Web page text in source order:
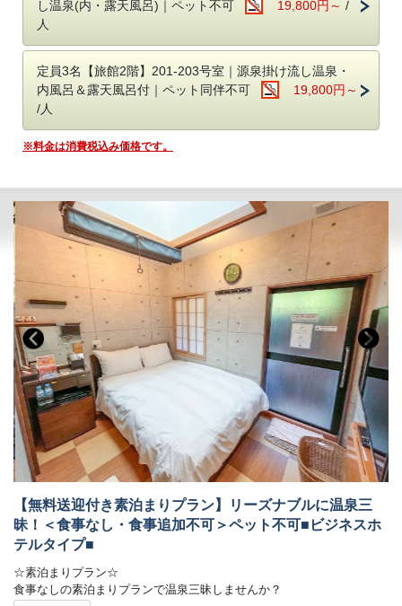
※焚き火を利用しての調理はご遠慮ください
鹿児島空港及び国分駅まで無料送迎（要予約）
予約時の備考欄に希望の送迎時間をご記入ください。
チェックイン前：15時、16時、17時、18時、19時
チェックアウト後：8時、9時、10時、11時
※当日予約の送迎は、お受けできない場合がございます。
・グランピング
小学生は大人1名の30％分の
宿泊料(食事代込）を頂戴いたします。
幼児は無料。
・温泉旅館グランピング
​お子様含め定員は2名となります。
小学生は大人1名の30％分の
宿泊料(食事代込）を頂戴いたします。
幼児は無料。
ベビーベッドの設置はできません。
有料おつまみやドリンクもQRコードを
​読み取ってカンタンに注文が可能です。
■送迎について
鹿児島空港及び国分駅まで無料送迎（要予約）
予約時の備考欄に希望の送迎時間をご記入ください。
チェックイン前：16時、17時、18時、19時
チェックアウト後：8時、9時、10時、11時
※チェックイン・アウト時間に準じます
■お子様のご宿泊について
​お子様含め定員は2名となります。
​小学生は大人料金の30%
幼児は無料です。
ベビーベッドの設置はできません。
レイトチェックアウトは行っておりません。
ご希望の方は備考欄にその旨を記載ください。
■お部屋
（全室源泉掛け流し温泉・24時間入浴可能 ）
◇111-113号室
階数：1階
広さ：38.6㎡（お風呂、トイレ、収納含む）
露天風呂・内風呂・サウナ・水風呂付き
貸切だからこそ極上の「ととのう」体験をお楽しみください。
◇201-203号室
お部屋：四葉[よつば]・睡蓮[すいれん]・蒲公英[たんぽぽ]
階数：2階（エレベーターなし）
定員：大人3名様（お子様添い寝可）
広さ：32.8㎡ (お風呂、トイレ、収納含む）
露天風呂・内風呂付き
●設備
お部屋には以下が備わっています。
・ツインベッド／ベッドサイズ：横98x縦190×2台
※2台をつなげてキングサイズ1台としてもご利用いただけます
※3名のときは敷布団を1名分敷かせていただきます。
※ベビーベッドが必要な場合お申し付け下さい。
・全室40型以上のインターネット対応テレビ完備
・源泉かけ流し露天風呂＆内風呂
・ナノケアドライヤー
・冷蔵庫
・USBコンセント全室完備
※お子様の料金について
し温泉(内・露天風呂)｜ペット不可 19,800円～ /
人
定員3名【旅館2階】201-203号室｜源泉掛け流し温泉・
内風呂＆露天風呂付｜ペット同伴不可
19,800円～
/人
※料金は消費税込み価格です。
【無料送迎付き素泊まりプラン】リーズナブルに温泉三
昧！＜食事なし・食事追加不可＞ペット不可■ビジネスホ
テルタイプ■
☆素泊まりプラン☆
食事なしの素泊まりプランで温泉三昧しませんか？